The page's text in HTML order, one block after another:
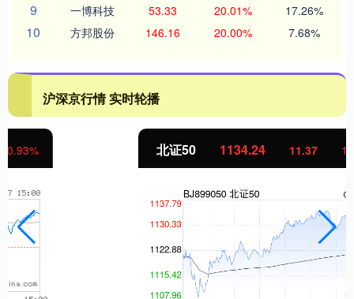
9 一博科技 53.33 20.01% 17.26%
10 方邦股份 146.16 20.00% 7.68%
沪深京行情 实时轮播
1134.24 11.37 1.01%